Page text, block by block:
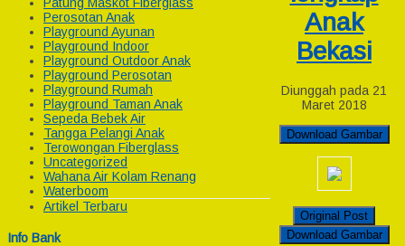
Patung Maskot Fiberglass
Perosotan Anak
Playground Ayunan
Playground Indoor
Playground Outdoor Anak
Playground Perosotan
Playground Rumah
Playground Taman Anak
Sepeda Bebek Air
Tangga Pelangi Anak
Terowongan Fiberglass
Uncategorized
Wahana Air Kolam Renang
Waterboom
Artikel Terbaru
Info Bank
Anak
Bekasi
Diunggah pada 21
Maret 2018
Download Gambar
Original Post
Download Gambar